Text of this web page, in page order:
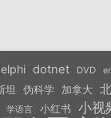
dotnet DVD
坦 伪科学 加拿大
学语言 小红书 小视